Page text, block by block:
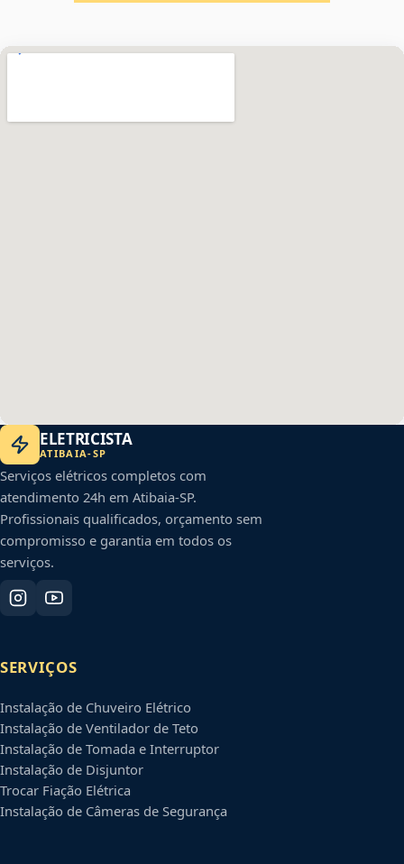
ELETRICISTA
ATIBAIA-SP
Serviços elétricos completos com
atendimento 24h em Atibaia-SP.
Profissionais qualificados, orçamento sem
compromisso e garantia em todos os
serviços.
SERVIÇOS
Instalação de Chuveiro Elétrico
Instalação de Ventilador de Teto
Instalação de Tomada e Interruptor
Instalação de Disjuntor
Trocar Fiação Elétrica
Instalação de Câmeras de Segurança